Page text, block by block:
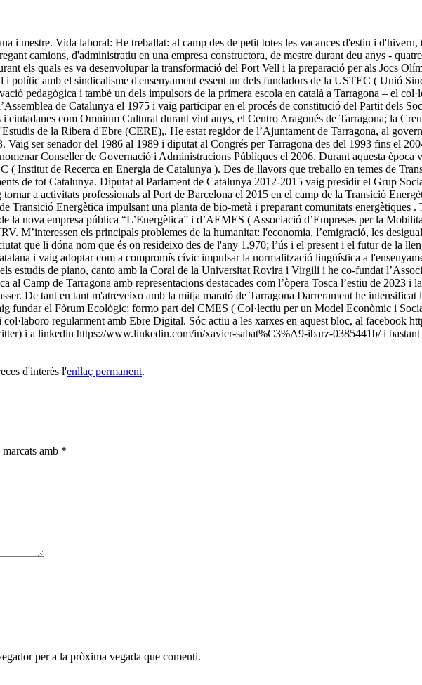
i mestre. Vida laboral: He treballat: al camp des de petit totes les vacances d'estiu i d'hivern,
camions, d'administratiu en una empresa constructora, de mestre durant deu anys -
els quals es va desenvolupar la transformació del Port Vell i la preparació per als Jocs
amb el sindicalisme d'ensenyament essent un dels fundadors de la USTEC ( Unió
pedagògica i també un dels impulsors de la primera escola en català a Tarragona – el
de Catalunya el 1975 i vaig participar en el procés de constitució del Partit dels
ciutadanes com Omnium Cultural durant vint anys, el Centro Aragonés de Tarragona; la
de la Ribera d'Ebre (CERE),. He estat regidor de l’Ajuntament de Tarragona, al
ser senador del 1986 al 1989 i diputat al Congrés per Tarragona des del 1993 fins el
Conseller de Governació i Administracions Públiques el 2006. Durant aquesta
Institut de Recerca en Energia de Catalunya ). Des de llavors que treballo en temes de
de tot Catalunya. Diputat al Parlament de Catalunya 2012-2015 vaig presidir el Grup
a activitats professionals al Port de Barcelona el 2015 en el camp de la Transició
Transició Energètica impulsant una planta de bio-metà i preparant comunitats energètiques
la nova empresa pública “L’Energètica” i d’AEMES ( Associació d’Empreses per la
M’interessen els principals problemes de la humanitat: l'economia, l’emigració, les
que li dóna nom que és on resideixo des de l'any 1.970; l’ús i el present i el futur de la
i vaig adoptar com a compromís cívic impulsar la normalització lingüística a
estudis de piano, canto amb la Coral de la Universitat Rovira i Virgili i he co-fundat
al Camp de Tarragona amb representacions destacades com l’òpera Tosca l’estiu de 2023 i
De tant en tant m'atreveixo amb la mitja marató de Tarragona Darrerament he
fundar el Fòrum Ecològic; formo part del CMES ( Col·lectiu per un Model Econòmic i
regularment amb Ebre Digital. Sóc actiu a les xarxes en aquest bloc, al facebook
i a linkedin https://www.linkedin.com/in/xavier-sabat%C3%A9-ibarz-0385441b/ i bastant
d'interès l'enllaç permanent.
marcats amb *
per a la pròxima vegada que comenti.